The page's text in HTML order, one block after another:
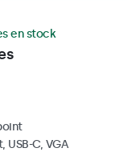
en stock
USB-C, VGA